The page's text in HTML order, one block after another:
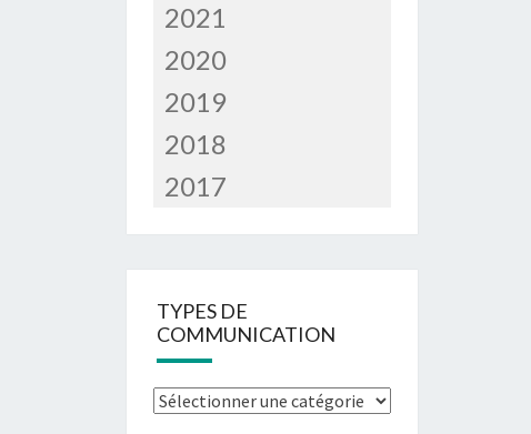
2021
2020
2019
2018
2017
TYPES DE
COMMUNICATION
Types